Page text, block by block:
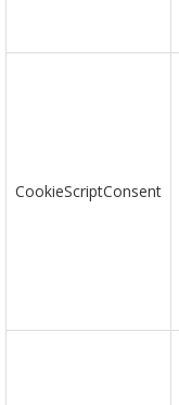
CookieScriptConsent